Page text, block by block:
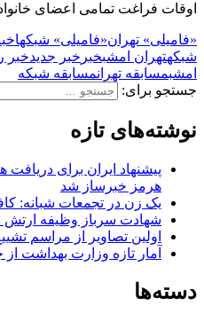
اوقات فراغت تمامی اعضای
«فامیلی» تهران«فامیلی» شبکه
شبکهتهران امشبخبر خبر جدیدخبر
امشبمسابقه تهرانمسابقه شبکه
جستجو برای:
نوشته‌های تازه
پیشنهاد ایران برای دریافت
هرمز خبرساز شد
یک زن در تجمعات شبانه:
شهادت سرباز وظیفه ارتش
اولین تصاویر از مراسم
آمار تازه وزارت بهداشت از
دسته‌ها